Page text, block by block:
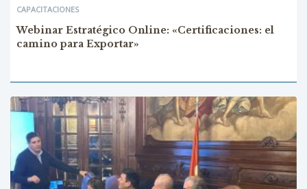
CAPACITACIONES
Webinar Estratégico Online: «Certificaciones: el
camino para Exportar»